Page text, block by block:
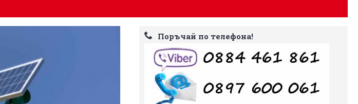
Поръчай по телефона!